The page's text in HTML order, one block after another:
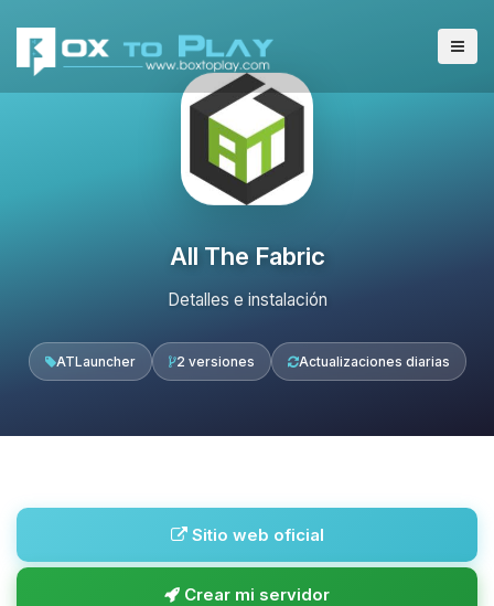
All The Fabric
Detalles e instalación
ATLauncher 2 versiones Actualizaciones diarias
Sitio web oficial
Crear mi servidor